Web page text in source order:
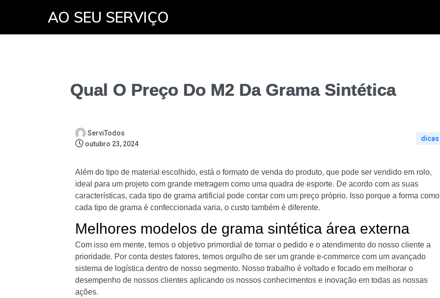
AO SEU SERVIÇO
Qual O Preço Do M2 Da Grama Sintética
ServiTodos
outubro 23, 2024
dicas
Além do tipo de material escolhido, está o formato de venda do produto, que pode ser vendido em rolo,
ideal para um projeto com grande metragem como uma quadra de esporte. De acordo com as suas
características, cada tipo de grama artificial pode contar com um preço próprio. Isso porque a forma como
cada tipo de grama é confeccionada varia, o custo também é diferente.
Melhores modelos de grama sintética área externa
Com isso em mente, temos o objetivo primordial de tornar o pedido e o atendimento do nosso cliente a
prioridade. Por conta destes fatores, temos orgulho de ser um grande e-commerce com um avançado
sistema de logística dentro de nosso segmento. Nosso trabalho é voltado e focado em melhorar o
desempenho de nossos clientes aplicando os nossos conhecimentos e inovação em todas as nossas
ações.